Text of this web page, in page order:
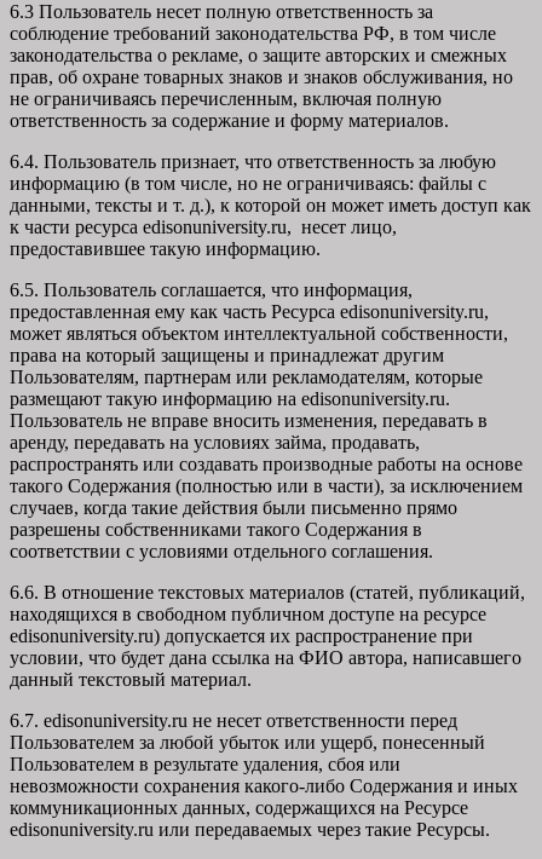
6.3 Пользователь несет полную ответственность за
соблюдение требований законодательства РФ, в том числе
законодательства о рекламе, о защите авторских и смежных
прав, об охране товарных знаков и знаков обслуживания, но
не ограничиваясь перечисленным, включая полную
ответственность за содержание и форму материалов.
6.4. Пользователь признает, что ответственность за любую
информацию (в том числе, но не ограничиваясь: файлы с
данными, тексты и т. д.), к которой он может иметь доступ как
к части ресурса edisonuniversity.ru, несет лицо,
предоставившее такую информацию.
6.5. Пользователь соглашается, что информация,
предоставленная ему как часть Ресурса edisonuniversity.ru,
может являться объектом интеллектуальной собственности,
права на который защищены и принадлежат другим
Пользователям, партнерам или рекламодателям, которые
размещают такую информацию на edisonuniversity.ru.
Пользователь не вправе вносить изменения, передавать в
аренду, передавать на условиях займа, продавать,
распространять или создавать производные работы на основе
такого Содержания (полностью или в части), за исключением
случаев, когда такие действия были письменно прямо
разрешены собственниками такого Содержания в
соответствии с условиями отдельного соглашения.
6.6. В отношение текстовых материалов (статей, публикаций,
находящихся в свободном публичном доступе на ресурсе
edisonuniversity.ru) допускается их распространение при
условии, что будет дана ссылка на ФИО автора, написавшего
данный текстовый материал.
6.7. edisonuniversity.ru не несет ответственности перед
Пользователем за любой убыток или ущерб, понесенный
Пользователем в результате удаления, сбоя или
невозможности сохранения какого-либо Содержания и иных
коммуникационных данных, содержащихся на Ресурсе
edisonuniversity.ru или передаваемых через такие Ресурсы.